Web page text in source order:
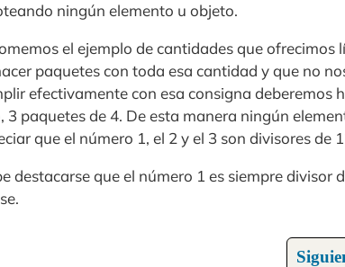
ningún elemento u objeto.
el ejemplo de cantidades que
paquetes con toda esa cantidad y que no
efectivamente con esa consigna deberemos
3 paquetes de 4. De esta manera ningún
que el número 1, el 2 y el 3 son divisores de
destacarse que el número 1 es siempre